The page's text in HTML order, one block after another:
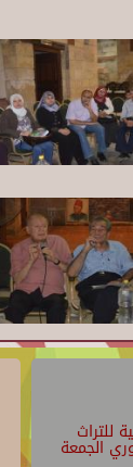
للتراث
الجمعة